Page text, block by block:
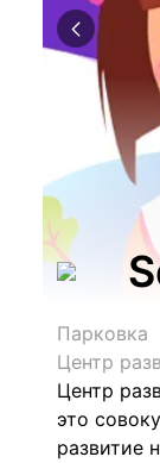
Парковка
Центр
Центр
это
развитие